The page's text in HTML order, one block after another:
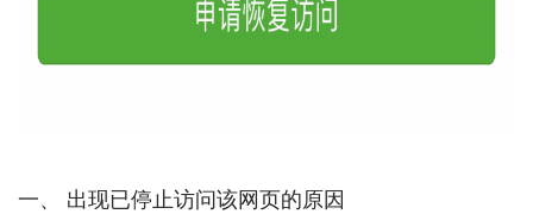
一、 出现已停止访问该网页的原因